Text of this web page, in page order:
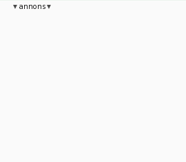
annons